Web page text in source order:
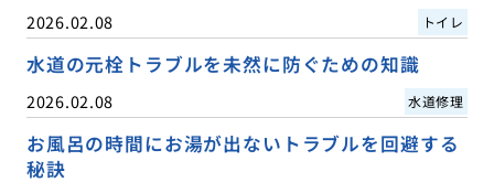
2026.02.08 トイレ
水道の元栓トラブルを未然に防ぐための知識
2026.02.08 水道修理
お風呂の時間にお湯が出ないトラブルを回避する
秘訣